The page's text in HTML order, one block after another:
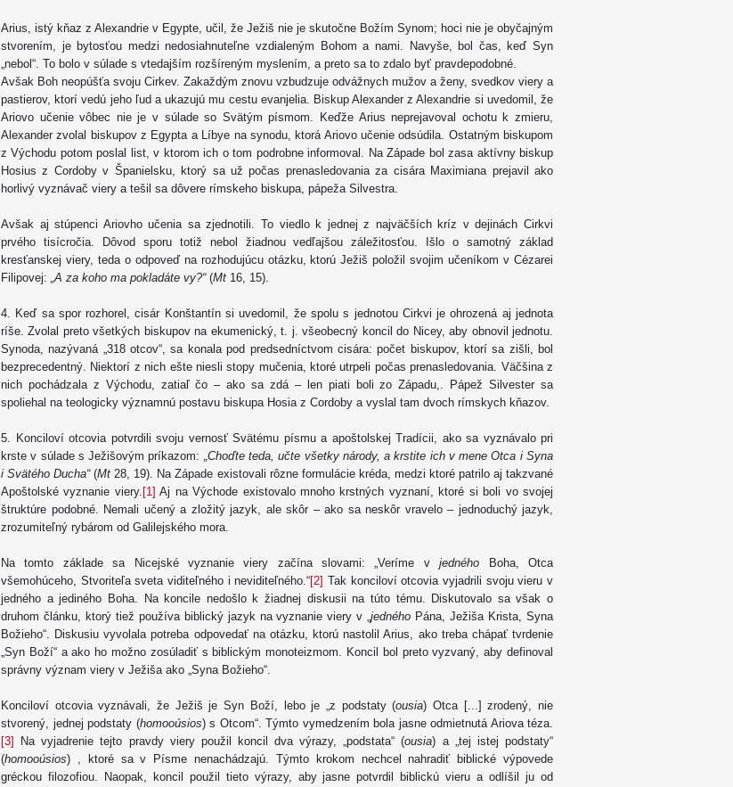
Arius, istý kňaz z Alexandrie v Egypte, učil, že Ježiš nie je skutočne Božím Synom; hoci nie je obyčajným
stvorením, je bytosťou medzi nedosiahnuteľne vzdialeným Bohom a nami. Navyše, bol čas, keď Syn
„nebol“. To bolo v súlade s vtedajším rozšíreným myslením, a preto sa to zdalo byť pravdepodobné.
Avšak Boh neopúšťa svoju Cirkev. Zakaždým znovu vzbudzuje odvážnych mužov a ženy, svedkov viery a
pastierov, ktorí vedú jeho ľud a ukazujú mu cestu evanjelia. Biskup Alexander z Alexandrie si uvedomil, že
Ariovo učenie vôbec nie je v súlade so Svätým písmom. Keďže Arius neprejavoval ochotu k zmieru,
Alexander zvolal biskupov z Egypta a Líbye na synodu, ktorá Ariovo učenie odsúdila. Ostatným biskupom
z Východu potom poslal list, v ktorom ich o tom podrobne informoval. Na Západe bol zasa aktívny biskup
Hosius z Cordoby v Španielsku, ktorý sa už počas prenasledovania za cisára Maximiana prejavil ako
horlivý vyznávač viery a tešil sa dôvere rímskeho biskupa, pápeža Silvestra.
Avšak aj stúpenci Ariovho učenia sa zjednotili. To viedlo k jednej z najväčších kríz v dejinách Cirkvi
prvého tisícročia. Dôvod sporu totiž nebol žiadnou vedľajšou záležitosťou. Išlo o samotný základ
kresťanskej viery, teda o odpoveď na rozhodujúcu otázku, ktorú Ježiš položil svojim učeníkom v Cézarei
Filipovej: „A za koho ma pokladáte vy?“(Mt 16, 15).
4. Keď sa spor rozhorel, cisár Konštantín si uvedomil, že spolu s jednotou Cirkvi je ohrozená aj jednota
ríše. Zvolal preto všetkých biskupov na ekumenický, t. j. všeobecný koncil do Nicey, aby obnovil jednotu.
Synoda, nazývaná „318 otcov“, sa konala pod predsedníctvom cisára: počet biskupov, ktorí sa zišli, bol
bezprecedentný. Niektorí z nich ešte niesli stopy mučenia, ktoré utrpeli počas prenasledovania. Väčšina z
nich pochádzala z Východu, zatiaľ čo – ako sa zdá – len piati boli zo Západu,. Pápež Silvester sa
spoliehal na teologicky významnú postavu biskupa Hosia z Cordoby a vyslal tam dvoch rímskych kňazov.
5. Konciloví otcovia potvrdili svoju vernosť Svätému písmu a apoštolskej Tradícii, ako sa vyznávalo pri
krste v súlade s Ježišovým príkazom: „Choďte teda, učte všetky národy, a krstite ich v mene Otca i Syna
i Svätého Ducha“(Mt 28, 19). Na Západe existovali rôzne formulácie kréda, medzi ktoré patrilo aj takzvané
Apoštolské vyznanie viery. [1] Aj na Východe existovalo mnoho krstných vyznaní, ktoré si boli vo svojej
štruktúre podobné. Nemali učený a zložitý jazyk, ale skôr – ako sa neskôr vravelo – jednoduchý jazyk,
zrozumiteľný rybárom od Galilejského mora.
Na tomto základe sa Nicejské vyznanie viery začína slovami: „Veríme vjedného Boha, Otca
všemohúceho, Stvoriteľa sveta viditeľného i neviditeľného.“[2] Tak konciloví otcovia vyjadrili svoju vieru v
jedného a jediného Boha. Na koncile nedošlo k žiadnej diskusii na túto tému. Diskutovalo sa však o
druhom článku, ktorý tiež používa biblický jazyk na vyznanie viery v „jedného Pána, Ježiša Krista, Syna
Božieho“. Diskusiu vyvolala potreba odpovedať na otázku, ktorú nastolil Arius, ako treba chápať tvrdenie
„Syn Boží“ a ako ho možno zosúladiť s biblickým monoteizmom. Koncil bol preto vyzvaný, aby definoval
správny význam viery v Ježiša ako „Syna Božieho“.
Konciloví otcovia vyznávali, že Ježiš je Syn Boží, lebo je „z podstaty (ousia) Otca [...] zrodený, nie
stvorený, jednej podstaty (homooúsios) s Otcom“. Týmto vymedzením bola jasne odmietnutá Ariova téza.
[3]
Na vyjadrenie tejto pravdy viery použil koncil dva výrazy, „podstata“ (ousia) a „tej istej podstaty“
(homooúsios) , ktoré sa v Písme nenachádzajú. Týmto krokom nechcel nahradiť biblické výpovede
gréckou filozofiou. Naopak, koncil použil tieto výrazy, aby jasne potvrdil biblickú vieru a odlíšil ju od